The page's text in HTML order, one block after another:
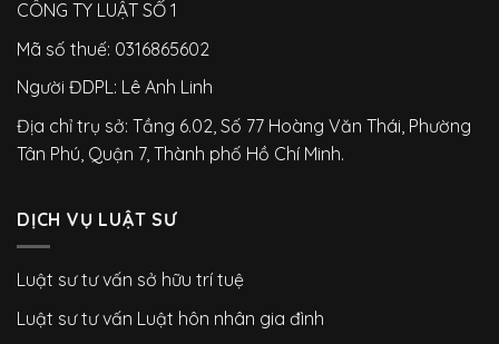
CÔNG TY LUẬT SỐ 1
Mã số thuế: 0316865602
Người ĐDPL: Lê Anh Linh
Địa chỉ trụ sở: Tầng 6.02, Số 77 Hoàng Văn Thái, Phường
Tân Phú, Quận 7, Thành phố Hồ Chí Minh.
DỊCH VỤ LUẬT SƯ
Luật sư tư vấn sở hữu trí tuệ
Luật sư tư vấn Luật hôn nhân gia đình